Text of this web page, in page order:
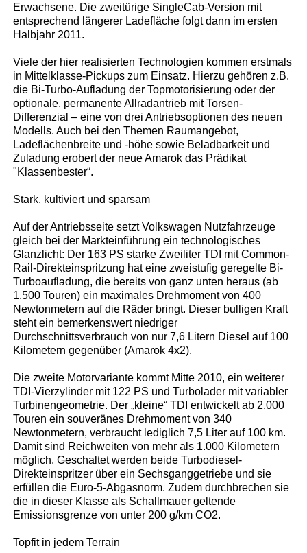
Erwachsene. Die zweitürige SingleCab-Version mit
entsprechend längerer Ladefläche folgt dann im ersten
Halbjahr 2011.
Viele der hier realisierten Technologien kommen erstmals
in Mittelklasse-Pickups zum Einsatz. Hierzu gehören z.B.
die Bi-Turbo-Aufladung der Topmotorisierung oder der
optionale, permanente Allradantrieb mit Torsen-
Differenzial – eine von drei Antriebsoptionen des neuen
Modells. Auch bei den Themen Raumangebot,
Ladeflächenbreite und -höhe sowie Beladbarkeit und
Zuladung erobert der neue Amarok das Prädikat
"Klassenbester“.
Stark, kultiviert und sparsam
Auf der Antriebsseite setzt Volkswagen Nutzfahrzeuge
gleich bei der Markteinführung ein technologisches
Glanzlicht: Der 163 PS starke Zweiliter TDI mit Common-
Rail-Direkteinspritzung hat eine zweistufig geregelte Bi-
Turboaufladung, die bereits von ganz unten heraus (ab
1.500 Touren) ein maximales Drehmoment von 400
Newtonmetern auf die Räder bringt. Dieser bulligen Kraft
steht ein bemerkenswert niedriger
Durchschnittsverbrauch von nur 7,6 Litern Diesel auf 100
Kilometern gegenüber (Amarok 4x2).
Die zweite Motorvariante kommt Mitte 2010, ein weiterer
TDI-Vierzylinder mit 122 PS und Turbolader mit variabler
Turbinengeometrie. Der „kleine“ TDI entwickelt ab 2.000
Touren ein souveränes Drehmoment von 340
Newtonmetern, verbraucht lediglich 7,5 Liter auf 100 km.
Damit sind Reichweiten von mehr als 1.000 Kilometern
möglich. Geschaltet werden beide Turbodiesel-
Direkteinspritzer über ein Sechsganggetriebe und sie
erfüllen die Euro-5-Abgasnorm. Zudem durchbrechen sie
die in dieser Klasse als Schallmauer geltende
Emissionsgrenze von unter 200 g/km CO2.
Topfit in jedem Terrain